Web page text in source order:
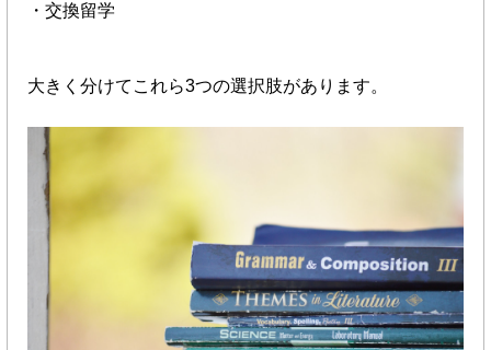
・交換留学
大きく分けてこれら3つの選択肢があります。